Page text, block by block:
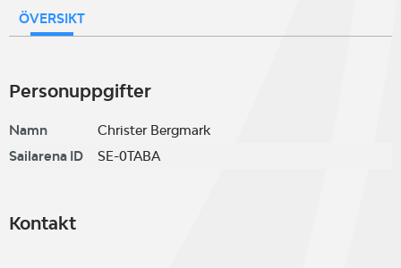
ÖVERSIKT
Personuppgifter
Namn
Christer Bergmark
Sailarena ID
SE-0TABA
Kontakt